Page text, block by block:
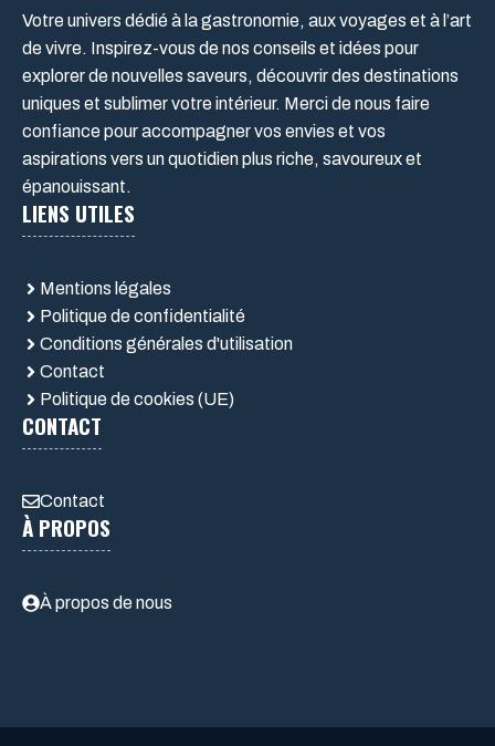
Votre univers dédié à la gastronomie, aux voyages et à l’art
de vivre. Inspirez-vous de nos conseils et idées pour
explorer de nouvelles saveurs, découvrir des destinations
uniques et sublimer votre intérieur. Merci de nous faire
confiance pour accompagner vos envies et vos
aspirations vers un quotidien plus riche, savoureux et
épanouissant.
LIENS UTILES
Mentions légales
Politique de confidentialité
Conditions générales d'utilisation
Contact
Politique de cookies (UE)
CONTACT
Contact
À PROPOS
À propos de nous